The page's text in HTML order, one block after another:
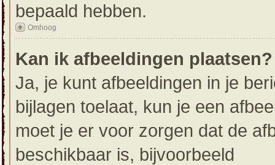
bepaald hebben.
Omhoog
Kan ik afbeeldingen plaatsen?
Ja, je kunt afbeeldingen in je
bijlagen toelaat, kun je een
moet je er voor zorgen dat de
beschikbaar is, bijvoorbeeld